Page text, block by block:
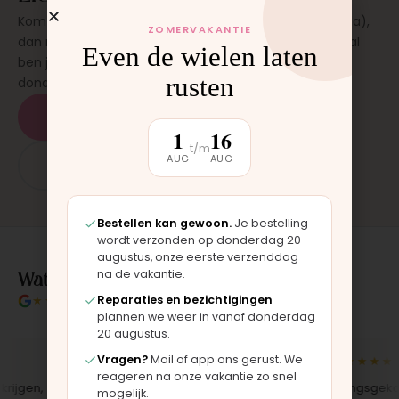
Kom langs in onze werkplaats in Moordrecht (bij Gouda),
dan monteren wij het onderdeel direct voor je. Meestal
ben je binnen 15 tot 20 minuten weer buiten. Op
donderdag en zaterdag, op afspraak.
Plan een afspraak
App: 06 - 2862 1330
Wat klanten over ons zeggen
★★★★★4.9/5 klantbeoordeling
★★★★★
"Bekleding zelf vervangen met de
★★★★★
ZOMERVAKANTIE
Even de wielen laten
rusten
1
AUG
t/m16
AUG
Bestellen kan gewoon. Je bestelling
wordt verzonden op donderdag 20
augustus, onze eerste verzenddag
na de vakantie.
Reparaties en bezichtigingen
plannen we weer in vanaf donderdag
20 augustus.
Vragen?Mail of app ons gerust. We
reageren na onze vakantie zo snel
mogelijk.